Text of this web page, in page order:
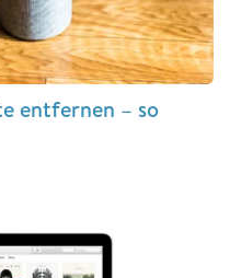
entfernen – so